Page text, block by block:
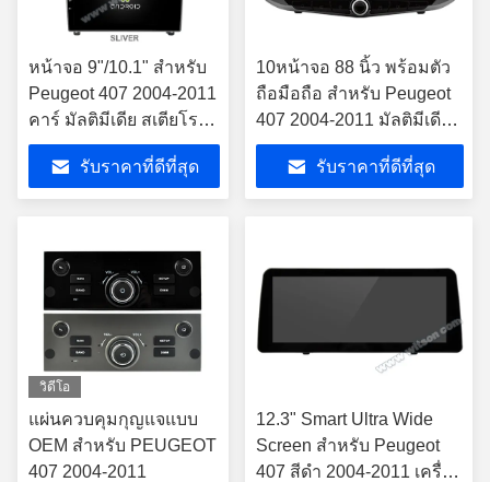
หน้าจอ 9"/10.1" สําหรับ
Peugeot 407 2004-2011
คาร์ มัลติมีเดีย สเตียโร
GPS CarPlay Player
รับราคาที่ดีที่สุด
10หน้าจอ 88 นิ้ว พร้อมตัว
ถือมือถือ สําหรับ Peugeot
407 2004-2011 มัลติมีเดียส
เตเรีย
รับราคาที่ดีที่สุด
วิดีโอ
แผ่นควบคุมกุญแจแบบ
OEM สําหรับ PEUGEOT
407 2004-2011
12.3" Smart Ultra Wide
Screen สําหรับ Peugeot
407 สีดํา 2004-2011 เครื่อง